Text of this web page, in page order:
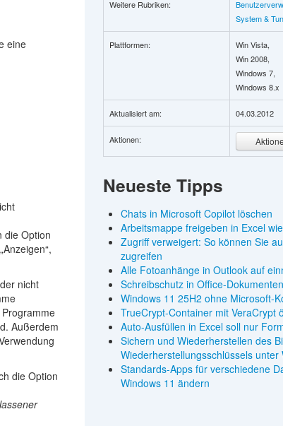
eine
die Option
nicht
Außerdem
die Option
Weitere Rubriken:
System &
Plattformen:
Win Vista,
Win 2008,
Windows 7,
Windows 8.x
Aktualisiert am: 04.03.2012
Aktionen:
Neueste Tipps
Chats in Microsoft Copilot löschen
Arbeitsmappe freigeben in Excel
Zugriff verweigert: So können Sie
zugreifen
Alle Fotoanhänge in Outlook auf
Schreibschutz in Office-
Windows 11 25H2 ohne Microsoft-
TrueCrypt-Container mit VeraCrypt
Auto-Ausfüllen in Excel soll nur
Sichern und Wiederherstellen des
Wiederherstellungsschlüssels unter
Standards-Apps für verschiedene
Windows 11 ändern